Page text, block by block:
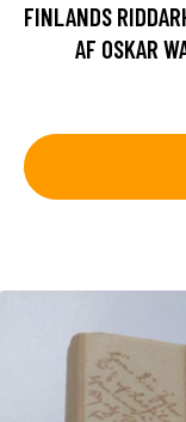
FINLANDS
AF OSKAR